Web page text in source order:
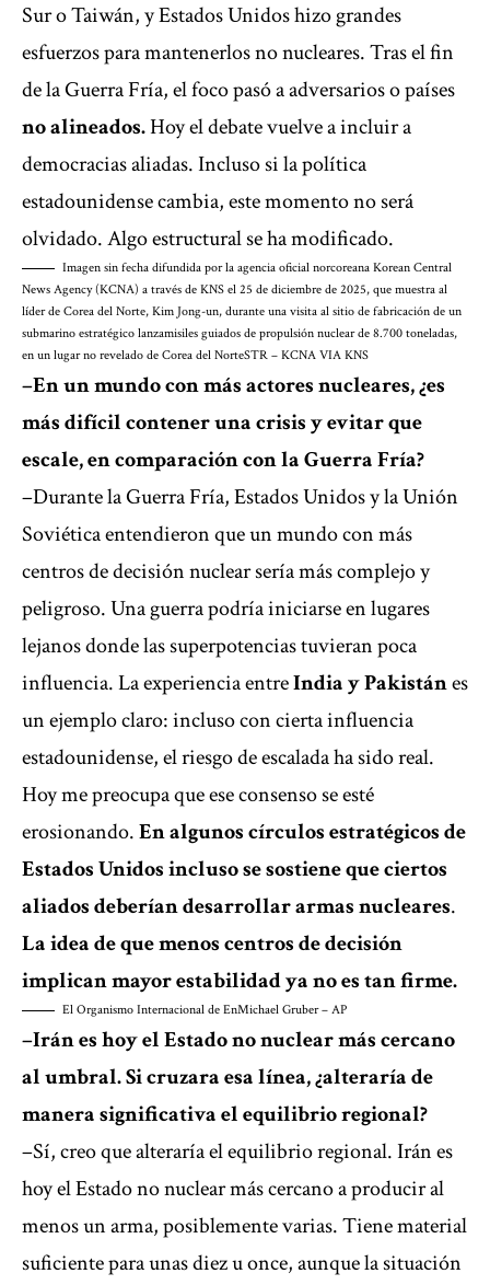
Sur o Taiwán, y Estados Unidos hizo grandes
esfuerzos para mantenerlos no nucleares. Tras el fin
de la Guerra Fría, el foco pasó a adversarios o países
no alineados.Hoy el debate vuelve a incluir a
democracias aliadas. Incluso si la política
estadounidense cambia, este momento no será
olvidado. Algo estructural se ha modificado.
Imagen sin fecha difundida por la agencia oficial norcoreana Korean Central
News Agency (KCNA) a través de KNS el 25 de diciembre de 2025, que muestra al
líder de Corea del Norte, Kim Jong-un, durante una visita al sitio de fabricación de un
submarino estratégico lanzamisiles guiados de propulsión nuclear de 8.700 toneladas,
en un lugar no revelado de Corea del NorteSTR – KCNA VIA KNS
–En un mundo con más actores nucleares, ¿es
más difícil contener una crisis y evitar que
escale, en comparación con la Guerra Fría?
–Durante la Guerra Fría, Estados Unidos y la Unión
Soviética entendieron que un mundo con más
centros de decisión nuclear sería más complejo y
peligroso. Una guerra podría iniciarse en lugares
lejanos donde las superpotencias tuvieran poca
influencia. La experiencia entreIndia y Pakistánes
un ejemplo claro: incluso con cierta influencia
estadounidense, el riesgo de escalada ha sido real.
Hoy me preocupa que ese consenso se esté
erosionando.En algunos círculos estratégicos de
Estados Unidos incluso se sostiene que ciertos
aliados deberían desarrollar armas nucleares.
La idea de que menos centros de decisión
implican mayor estabilidad ya no es tan firme.
El Organismo Internacional de EnMichael Gruber – AP
–Irán es hoy el Estado no nuclear más cercano
al umbral. Si cruzara esa línea, ¿alteraría de
manera significativa el equilibrio regional?
–Sí, creo que alteraría el equilibrio regional. Irán es
hoy el Estado no nuclear más cercano a producir al
menos un arma, posiblemente varias. Tiene material
suficiente para unas diez u once, aunque la situación